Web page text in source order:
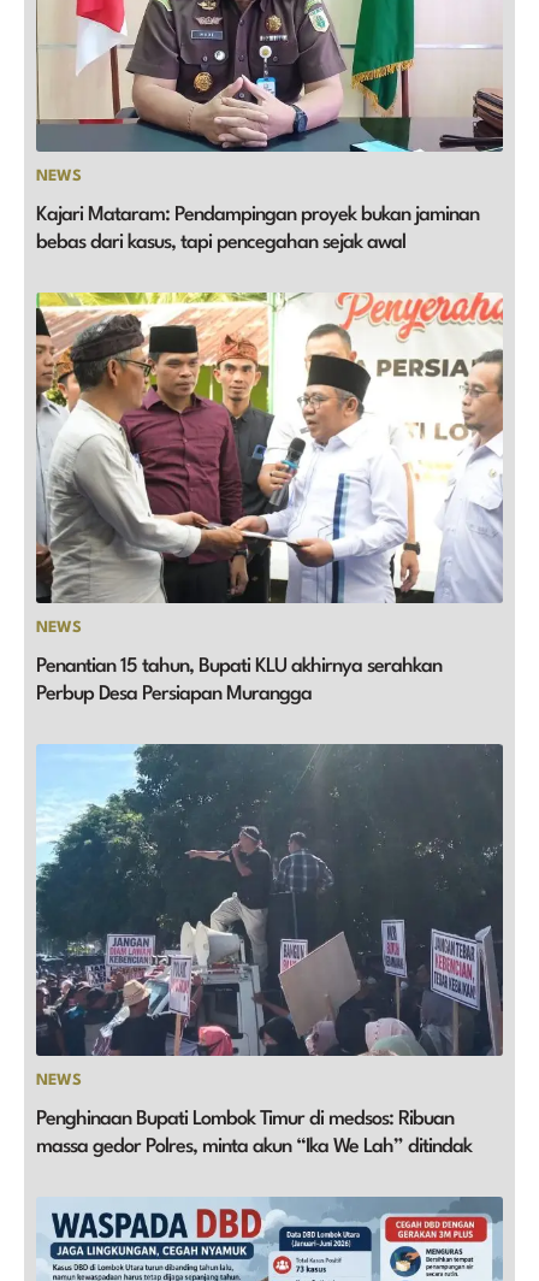
NEWS
Kajari Mataram: Pendampingan proyek bukan jaminan
bebas dari kasus, tapi pencegahan sejak awal
NEWS
Penantian 15 tahun, Bupati KLU akhirnya serahkan
Perbup Desa Persiapan Murangga
NEWS
Penghinaan Bupati Lombok Timur di medsos: Ribuan
massa gedor Polres, minta akun “Ika We Lah” ditindak